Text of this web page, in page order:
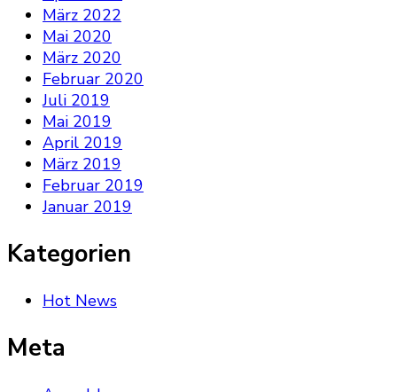
März 2022
Mai 2020
März 2020
Februar 2020
Juli 2019
Mai 2019
April 2019
März 2019
Februar 2019
Januar 2019
Kategorien
Hot News
Meta